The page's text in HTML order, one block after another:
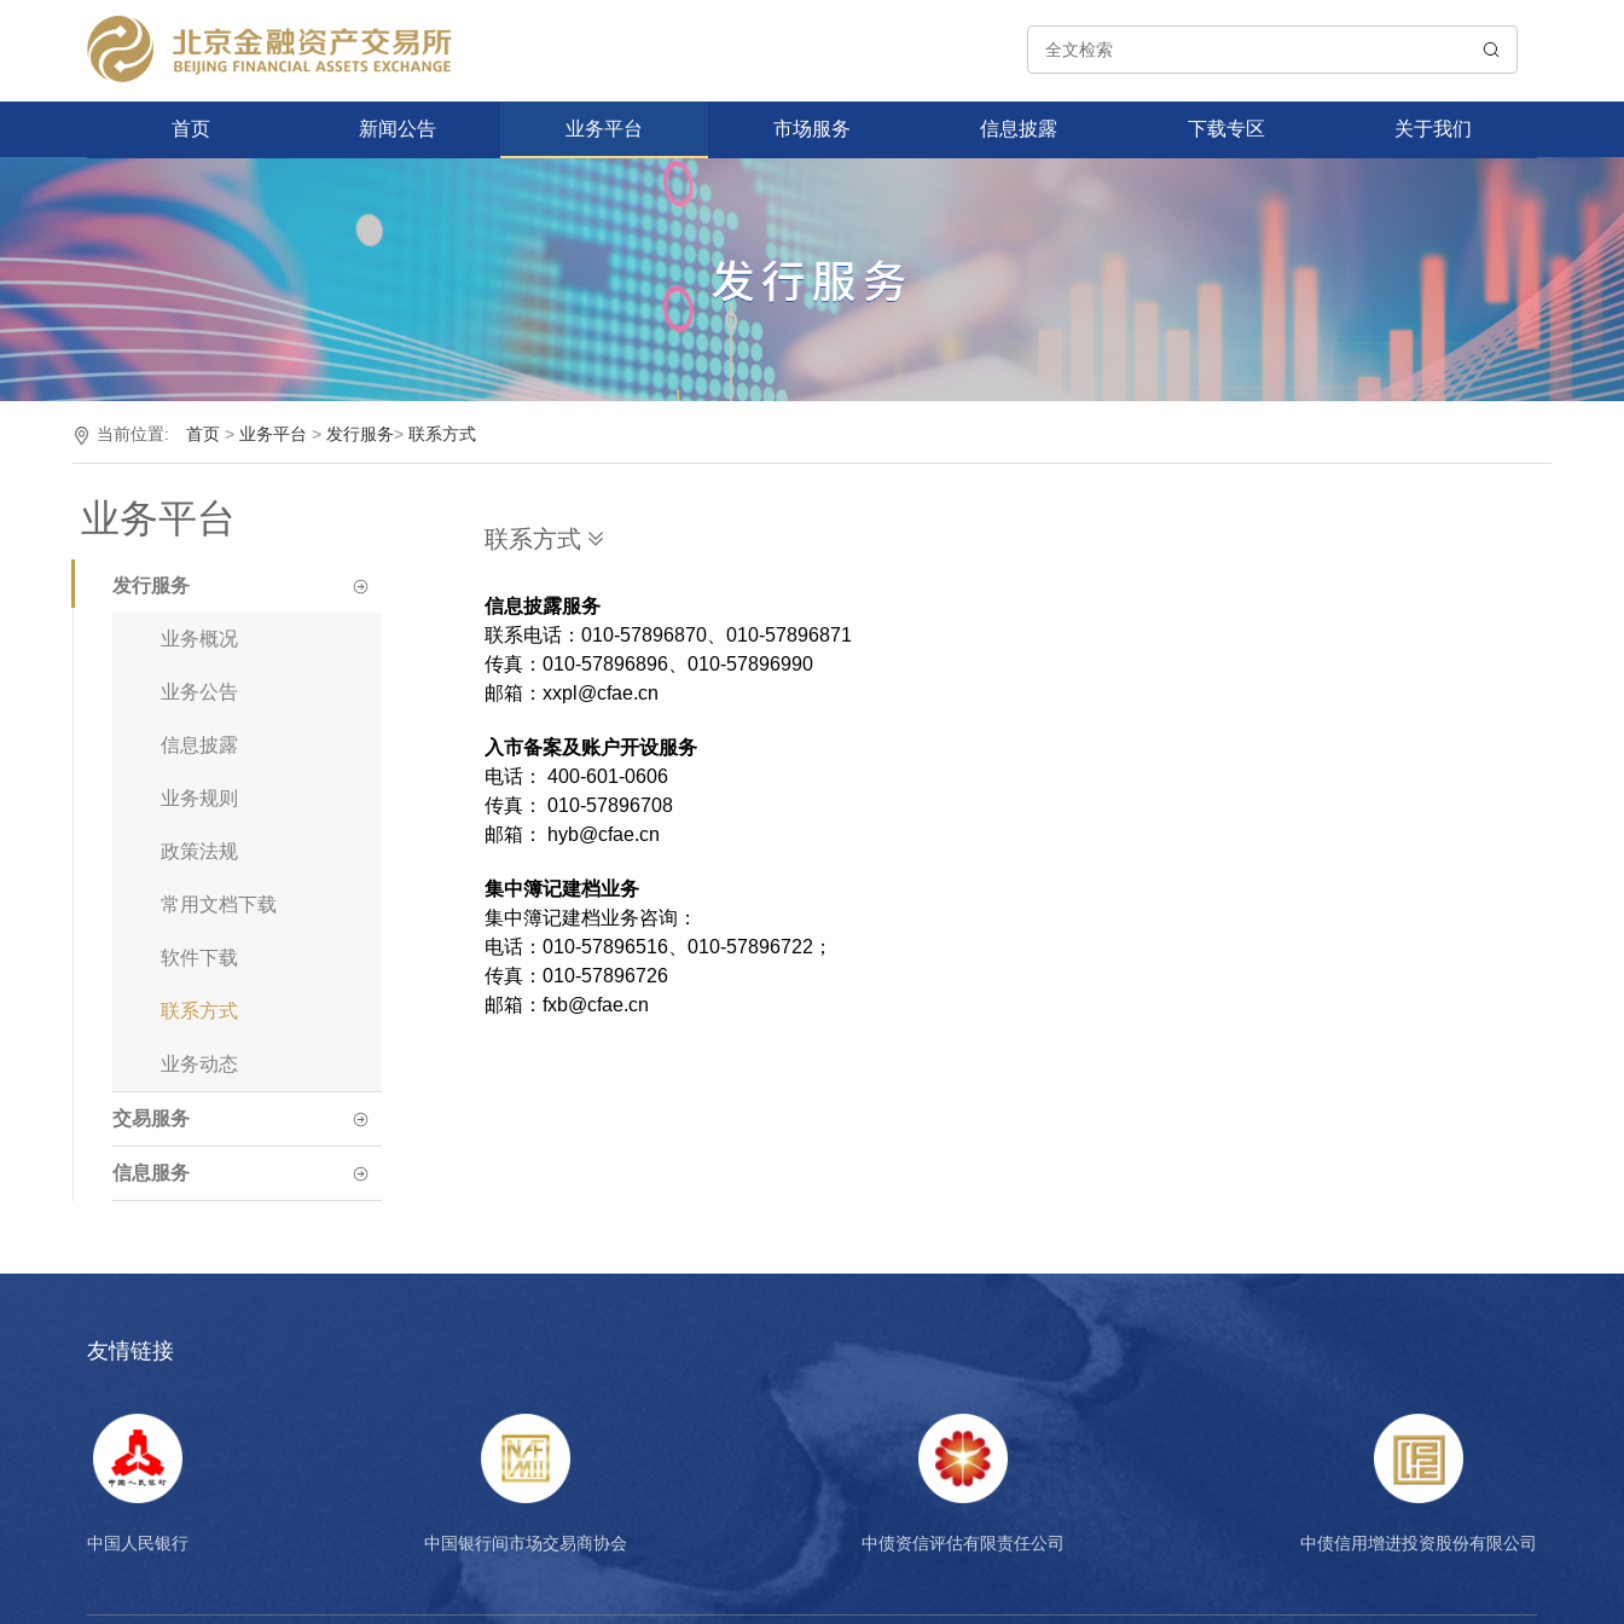
首页 新闻公告 业务平台 市场服务 信息披露 下载专区 关于我们
当前位置: 首页 > 业务平台 > 发行服务> 联系方式
业务平台
发行服务
业务概况
业务公告
信息披露
业务规则
政策法规
常用文档下载
软件下载
联系方式
业务动态
交易服务
信息服务
联系方式
信息披露服务
联系电话：010-57896870、010-57896871
传真：010-57896896、010-57896990
邮箱：xxpl@cfae.cn
入市备案及账户开设服务
电话： 400-601-0606
传真： 010-57896708
邮箱： hyb@cfae.cn
集中簿记建档业务
集中簿记建档业务咨询：
电话：010-57896516、010-57896722；
传真：010-57896726
邮箱：fxb@cfae.cn
友情链接
中国人民银行 中国银行间市场交易商协会 中债资信评估有限责任公司 中债信用增进投资股份有限公司